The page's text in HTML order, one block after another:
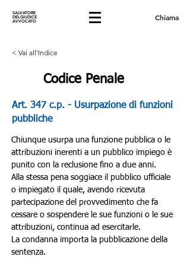
SALVATORE
DELGIUDICE
AVVOCATO Chiama
< Vai all'Indice
Codice Penale
Art. 347 c.p. - Usurpazione di funzioni
pubbliche
Chiunque usurpa una funzione pubblica o le
attribuzioni inerenti a un pubblico impiego è
punito con la reclusione fino a due anni.
Alla stessa pena soggiace il pubblico ufficiale
o impiegato il quale, avendo ricevuta
partecipazione del provvedimento che fa
cessare o sospendere le sue funzioni o le sue
attribuzioni, continua ad esercitarle.
La condanna importa la pubblicazione della
sentenza.